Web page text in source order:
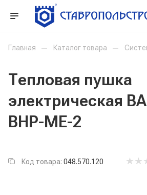
Главная — Каталог товара —
Тепловая пушка
электрическая
BHP-ME-2
Код товара: 048.570.120